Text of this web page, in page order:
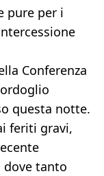
pure per i
Conferenza
questa notte.
feriti gravi,
dove tanto